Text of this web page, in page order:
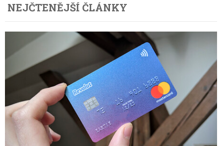
NEJČTENĚJŠÍ ČLÁNKY